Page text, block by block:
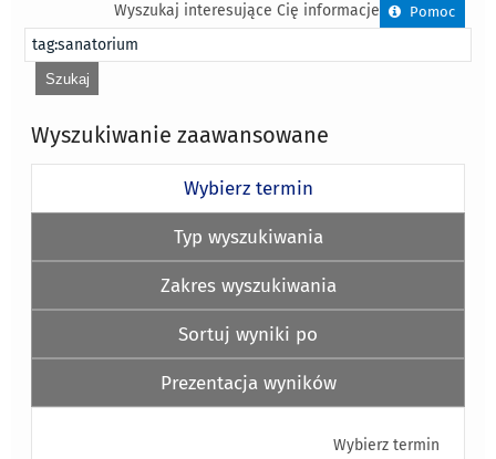
Pomoc
Wyszukaj interesujące Cię informacje
Wyszukiwanie zaawansowane
Wybierz termin
Typ wyszukiwania
Zakres wyszukiwania
Sortuj wyniki po
Prezentacja wyników
Wybierz termin